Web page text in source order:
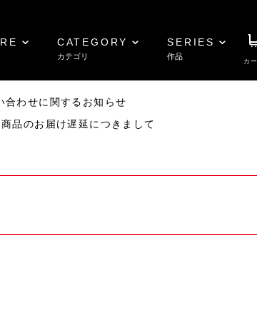
CATEGORY
カテゴリ
SERIES
作品
カー
わせに関するお知らせ
品のお届け遅延につきまして